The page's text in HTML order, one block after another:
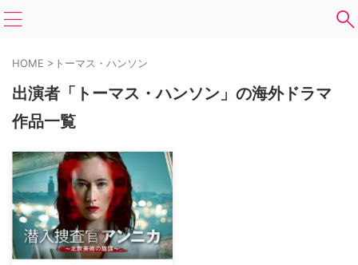
HOME > トーマス・ハンソン
出演者「トーマス・ハンソン」の海外ドラマ
作品一覧